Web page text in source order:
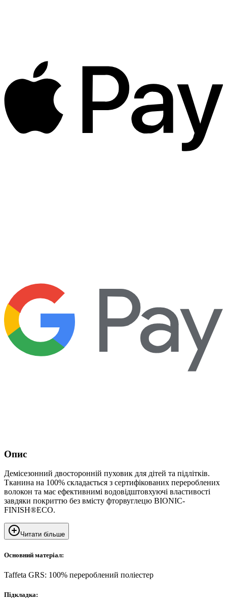
Опис
Демісезонний двосторонній пуховик для дітей та підлітків.
Тканина на 100% складається з сертифікованих перероблених
волокон та має ефективнимі водовідштовхуючі властивості
завдяки покриттю без вмісту фторвуглецю BIONIC-
FINISH®ECO.
Читати більше
Основний матеріал:
Taffeta GRS: 100% перероблений поліестер
Підкладка: